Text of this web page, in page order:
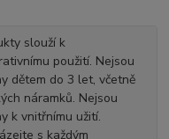
slouží k
použití. Nejsou
dětem do 3 let, včetně
náramků. Nejsou
k vnitřnímu užití.
s každým